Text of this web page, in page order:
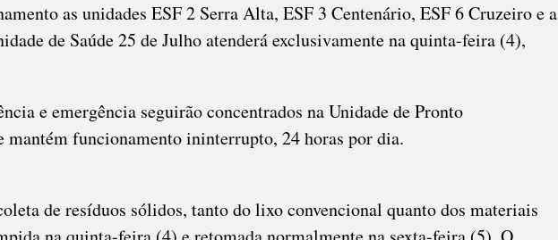
as unidades ESF 2 Serra Alta, ESF 3 Centenário, ESF 6 Cruzeiro e a
de Saúde 25 de Julho atenderá exclusivamente na quinta-feira (4),
e emergência seguirão concentrados na Unidade de Pronto
mantém funcionamento ininterrupto, 24 horas por dia.
de resíduos sólidos, tanto do lixo convencional quanto dos materiais